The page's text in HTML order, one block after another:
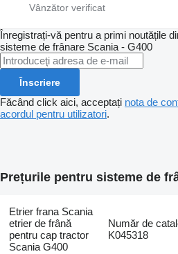
Înregistrați-vă pentru a primi noutățile
sisteme de frânare Scania - G400
Înscriere
Făcând click aici, acceptați nota de
acordul pentru utilizatori.
Prețurile pentru sisteme de
Etrier frana Scania
etrier de frână
pentru cap tractor
Scania G400
Număr de
K045318